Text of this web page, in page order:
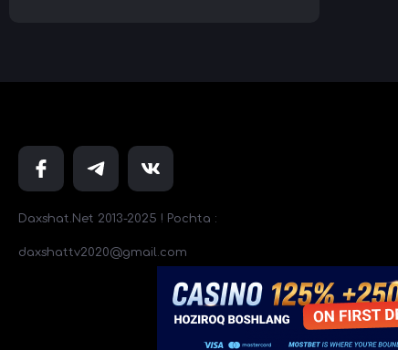
Daxshat.Net 2013-2025 ! Pochta :
daxshattv2020@gmail.com